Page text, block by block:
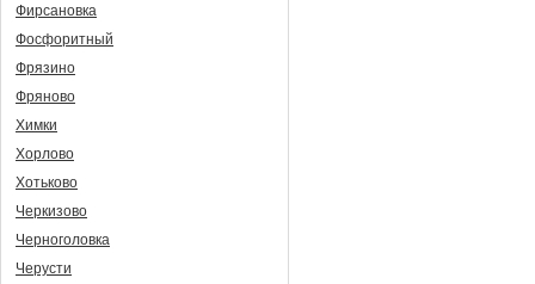
Фирсановка
Фосфоритный
Фрязино
Фряново
Химки
Хорлово
Хотьково
Черкизово
Черноголовка
Черусти